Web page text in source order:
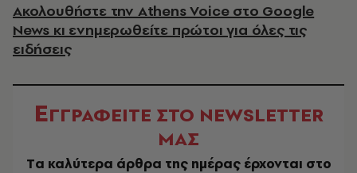
Ακολουθήστε την Athens Voice στο Google
News κι ενημερωθείτε πρώτοι για όλες τις
ειδήσεις
ΕΓΓΡΑΦΕΙΤΕ ΣΤΟ NEWSLETTER
ΜΑΣ
Tα καλύτερα άρθρα της ημέρας έρχονται στο